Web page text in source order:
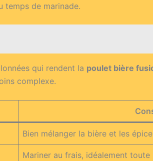
temps de marinade.
qui rendent la poulet bière
complexe.
Bien mélanger la bière et les
Mariner au frais, idéalement toute